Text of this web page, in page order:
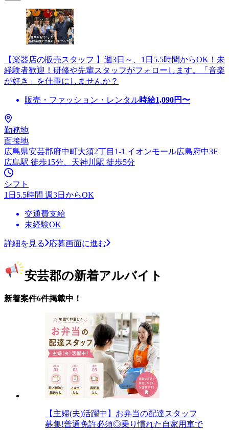
【楽器店の販売スタッフ 】週3日～、1日5.5時間からOK！未
経験者歓迎！研修や先輩スタッフがフォローします。「音楽
が好き」を仕事にしませんか？
販売・ファッション・レンタル時給1,090円〜
勤務地
面接地
広島県安芸郡府中町大須2丁目1-1 イオンモール広島府中3F
広島駅 徒歩15分、天神川駅 徒歩5分
シフト
1日5.5時間 週3日からOK
交通費支給
未経験OK
詳細を見る 応募画面に進む
安芸郡の新着アルバイト
新着案件6件掲載中！
【主婦(夫)活躍中】お弁当の配達スタッフ
募集!普通免許必須◎乗り慣れた自家用車で